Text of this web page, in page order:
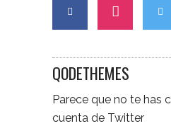
QODETHEMES
Parece que no te has
cuenta de Twitter